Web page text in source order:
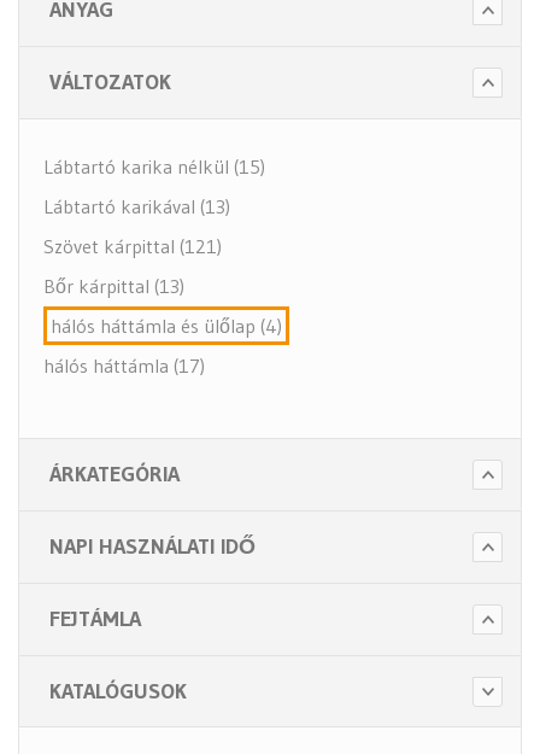
ANYAG
VÁLTOZATOK
Lábtartó karika nélkül (15)
Lábtartó karikával (13)
Szövet kárpittal (121)
Bőr kárpittal (13)
hálós háttámla és ülőlap (4)
hálós háttámla (17)
ÁRKATEGÓRIA
NAPI HASZNÁLATI IDŐ
FEJTÁMLA
KATALÓGUSOK